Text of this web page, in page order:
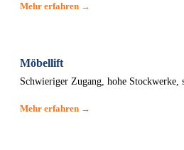
Mehr erfahren →
Möbellift
Schwieriger Zugang, hohe Stockwerke,
Mehr erfahren →